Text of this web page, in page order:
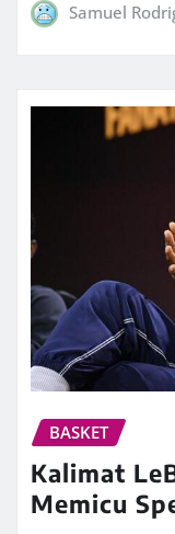
Samuel
BASKET
Kalimat
Memicu